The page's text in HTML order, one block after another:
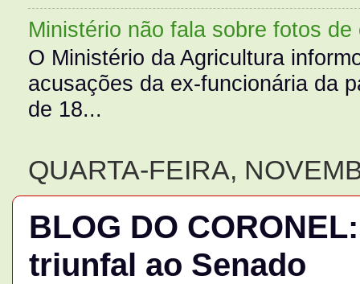
Ministério não fala sobre fotos de
O Ministério da Agricultura
acusações da ex-funcionária da
de 18...
QUARTA-FEIRA,
BLOG DO
triunfal ao Senado